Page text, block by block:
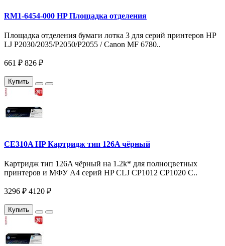
RM1-6454-000 HP Площадка отделения
Площадка отделения бумаги лотка 3 для серий принтеров HP
LJ P2030/2035/P2050/P2055 / Canon MF 6780..
661 ₽ 826 ₽
Купить
CE310A HP Картридж тип 126A чёрный
Картридж тип 126A чёрный на 1.2k* для полноцветных
принтеров и МФУ A4 серий HP CLJ CP1012 CP1020 C..
3296 ₽ 4120 ₽
Купить